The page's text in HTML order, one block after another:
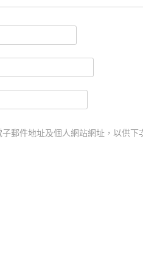
郵件地址及個人網站網址，以供下